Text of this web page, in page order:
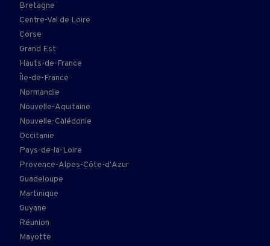
Bretagne
Centre-Val de Loire
Corse
Grand Est
Hauts-de-France
Île-de-France
Normandie
Nouvelle-Aquitaine
Nouvelle-Calédonie
Occitanie
Pays-de-la-Loire
Provence-Alpes-Côte-d'Azur
Guadeloupe
Martinique
Guyane
Réunion
Mayotte